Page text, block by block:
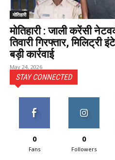
मोतिहारी
मोतिहारी : जाली करेंसी
तिवारी गिरफ्तार,
बड़ी कार्रवाई
May 24, 2026
STAY CONNECTED
0
Fans
0
Followers